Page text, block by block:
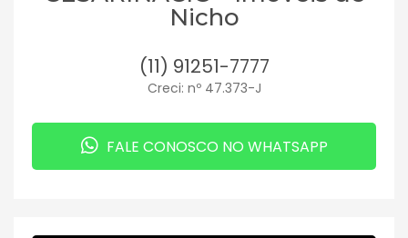
Nicho
(11) 91251-7777
Creci: nº 47.373-J
FALE CONOSCO NO WHATSAPP